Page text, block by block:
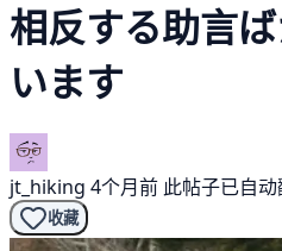
相反する助言
います
jt_hiking 4个月前 此帖子已自动
收藏